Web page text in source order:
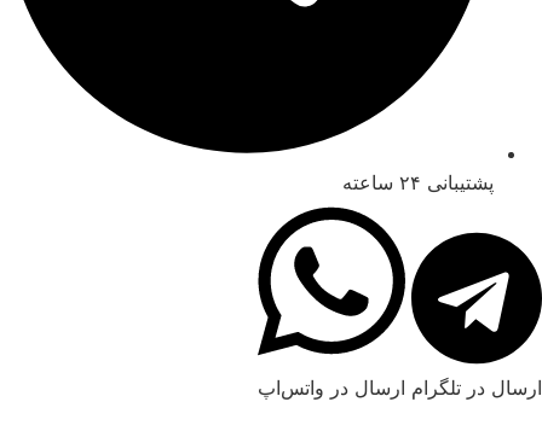
پشتیبانی ۲۴ ساعته
ارسال در تلگرام ارسال در واتس‌اپ